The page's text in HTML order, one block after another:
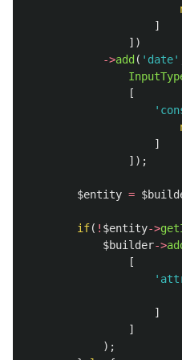
]
])
->add ( 'date'
[
]
]);
$entity =
if( ! $entity->
$builder->
[
]
]
);